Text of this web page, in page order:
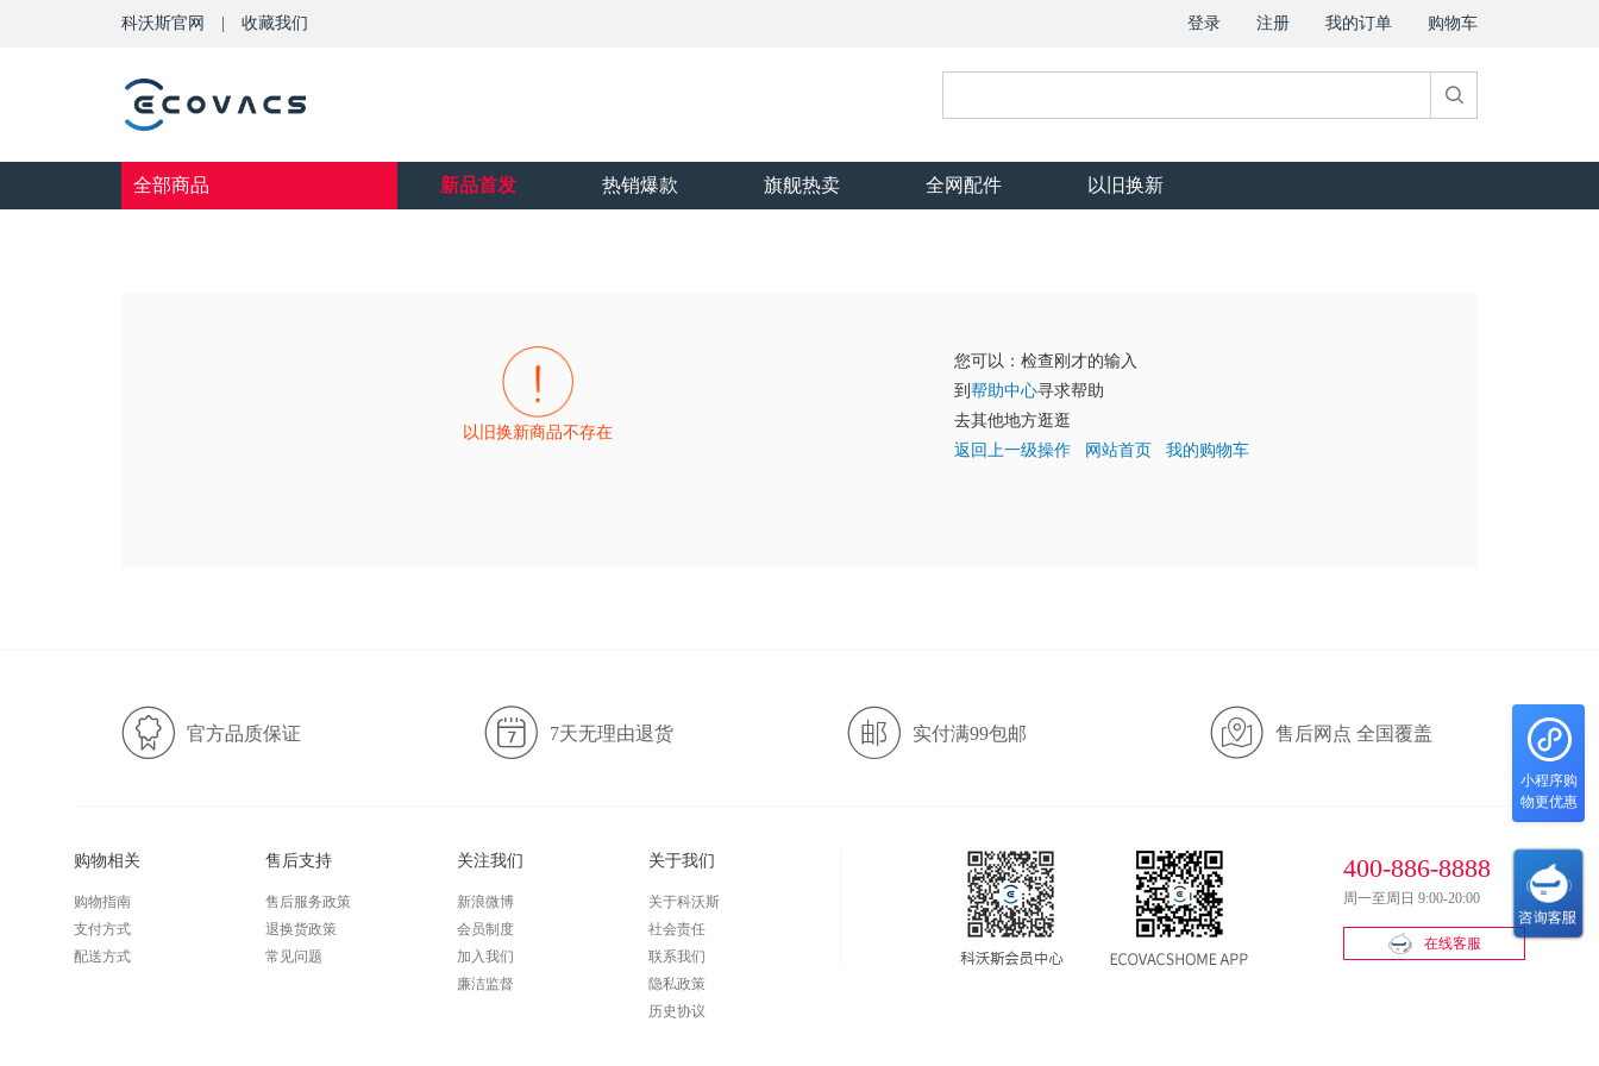
科沃斯官网 收藏我们 登录 注册 我的订单 购物车
全部商品 新品首发 热销爆款 旗舰热卖 全网配件 以旧换新
以旧换新商品不存在
您可以：检查刚才的输入
到 帮助中心寻求帮助
去其他地方逛逛
返回上一级操作
网站首页 我的购物车
官方品质保证 7天无理由退货 实付满99包邮 售后网点 全国覆盖
购物相关
购物指南
支付方式
配送方式
售后支持
售后服务政策
退换货政策
常见问题
关注我们
新浪微博
会员制度
加入我们
廉洁监督
关于我们
关于科沃斯
社会责任
联系我们
隐私政策
历史协议
400-886-8888
周一至周日 9:00-20:00
在线客服
小程序购
物更优惠